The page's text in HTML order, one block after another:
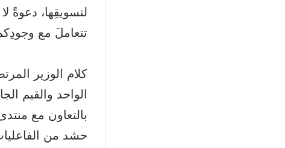
لتسويقِها، دعوةً
تتعاملَ مع
كلام الوزير
الواحد والقيم
بالتعاون مع
حشد من